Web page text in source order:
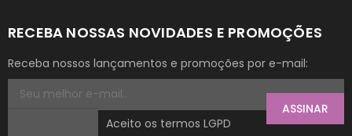
RECEBA NOSSAS NOVIDADES E PROMOÇÕES
Receba nossos lançamentos e promoções por e-mail:
ASSINAR
Aceito os termos LGPD